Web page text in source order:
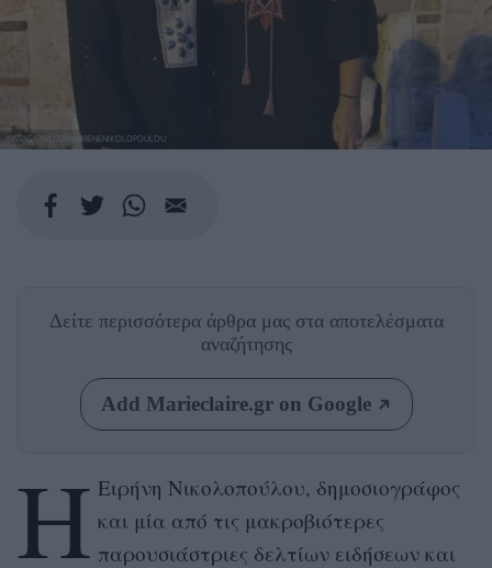
INSTAGRAM.COM/@IRENENIKOLOPOULOU
Δείτε περισσότερα άρθρα μας στα αποτελέσματα
αναζήτησης
Add Marieclaire.gr on Google
Η Ειρήνη Νικολοπούλου, δημοσιογράφος
και μία από τις μακροβιότερες
παρουσιάστριες δελτίων ειδήσεων και